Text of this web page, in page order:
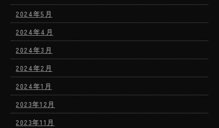
2024年5月
2024年4月
2024年3月
2024年2月
2024年1月
2023年12月
2023年11月